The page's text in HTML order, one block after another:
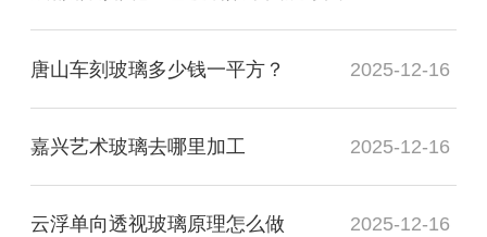
唐山车刻玻璃多少钱一平方？ 2025-12-16
嘉兴艺术玻璃去哪里加工 2025-12-16
云浮单向透视玻璃原理怎么做 2025-12-16